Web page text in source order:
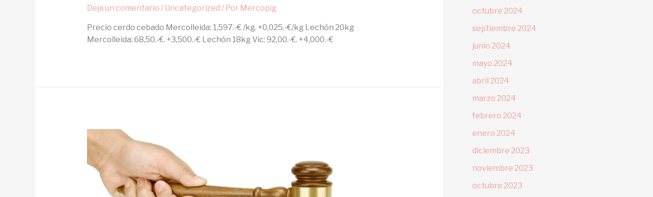
Deja un comentario / Uncategorized / Por Mercopig
Precio cerdo cebado Mercolleida: 1,597.-€ /kg. +0,025.-€/kg Lechón 20kg
Mercolleida: 68,50.-€. +3,500.-€ Lechón 18kg Vic: 92,00.-€. +4,000.-€
octubre 2024
septiembre 2024
junio 2024
mayo 2024
abril 2024
marzo 2024
febrero 2024
enero 2024
diciembre 2023
noviembre 2023
octubre 2023